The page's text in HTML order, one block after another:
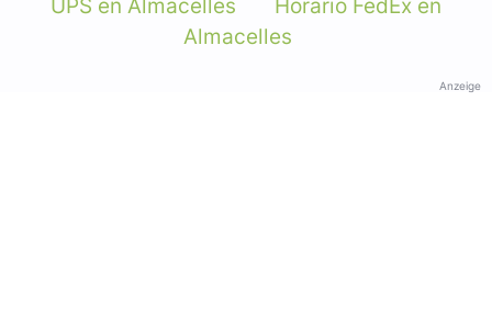
UPS en Almacelles
Horario FedEx en
Almacelles
Anzeige